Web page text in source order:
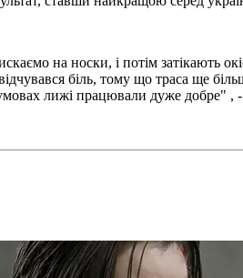
на носки, і потім затікають
біль, тому що траса ще
лижі працювали дуже добре" ,